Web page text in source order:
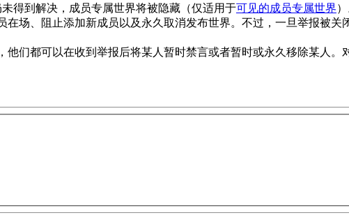
得到解决，成员专属世界将被隐藏（仅适用于可见的成员专属世界
场、阻止添加新成员以及永久取消发布世界。不过，一旦举报被关
他们都可以在收到举报后将某人暂时禁言或者暂时或永久移除某人